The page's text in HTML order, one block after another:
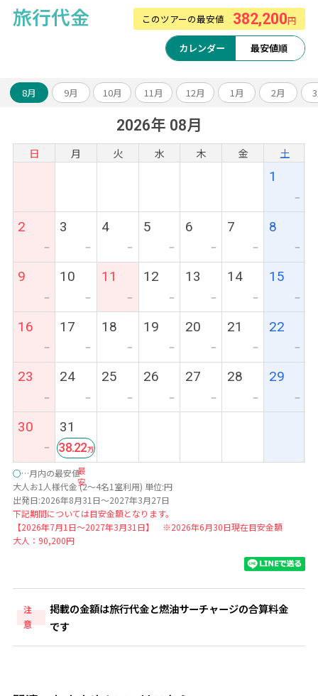
旅行代金 このツアーの最安値 382,200円
カレンダー 最安値順
8月 9月 10月 11月 12月 1月 2月
2026年 08月
日 月 火 水 木 金 土
1
ー
2
ー
3
ー
4
ー
5
ー
6
ー
7
ー
8
ー
9
ー
10
ー
11
ー
12
ー
13
ー
14
ー
15
ー
16
ー
17
ー
18
ー
19
ー
20
ー
21
ー
22
ー
23
ー
24
ー
25
ー
26
ー
27
ー
28
ー
29
ー
30
ー
31
最
安
38.22
○…月内の最安値
大人お1人様代金 (2～4名1室利用) 単位:円
出発日:2026年8月31日～2027年3月27日
下記期間については目安金額となります。
【2026年7月1日～2027年3月31日】 ※2026年6月30日現在目安金額
大人：90,200円
注
意
掲載の金額は旅行代金と燃油サーチャージの合算料金
です